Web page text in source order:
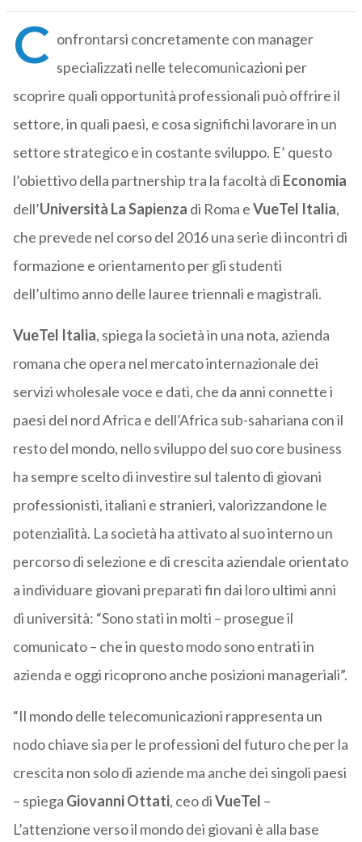
C onfrontarsi concretamente con manager
specializzati nelle telecomunicazioni per
scoprire quali opportunità professionali può offrire il
settore, in quali paesi, e cosa significhi lavorare in un
settore strategico e in costante sviluppo. E’ questo
l’obiettivo della partnership tra la facoltà di Economia
dell’Università La Sapienza di Roma eVueTel Italia,
che prevede nel corso del 2016 una serie di incontri di
formazione e orientamento per gli studenti
dell’ultimo anno delle lauree triennali e magistrali.
VueTel Italia, spiega la società in una nota, azienda
romana che opera nel mercato internazionale dei
servizi wholesale voce e dati, che da anni connette i
paesi del nord Africa e dell’Africa sub-sahariana con il
resto del mondo, nello sviluppo del suo core business
ha sempre scelto di investire sul talento di giovani
professionisti, italiani e stranieri, valorizzandone le
potenzialità. La società ha attivato al suo interno un
percorso di selezione e di crescita aziendale orientato
a individuare giovani preparati fin dai loro ultimi anni
di università: “Sono stati in molti – prosegue il
comunicato – che in questo modo sono entrati in
azienda e oggi ricoprono anche posizioni manageriali”.
“Il mondo delle telecomunicazioni rappresenta un
nodo chiave sia per le professioni del futuro che per la
crescita non solo di aziende ma anche dei singoli paesi
– spiega Giovanni Ottati, ceo diVueTel –
L’attenzione verso il mondo dei giovani è alla base